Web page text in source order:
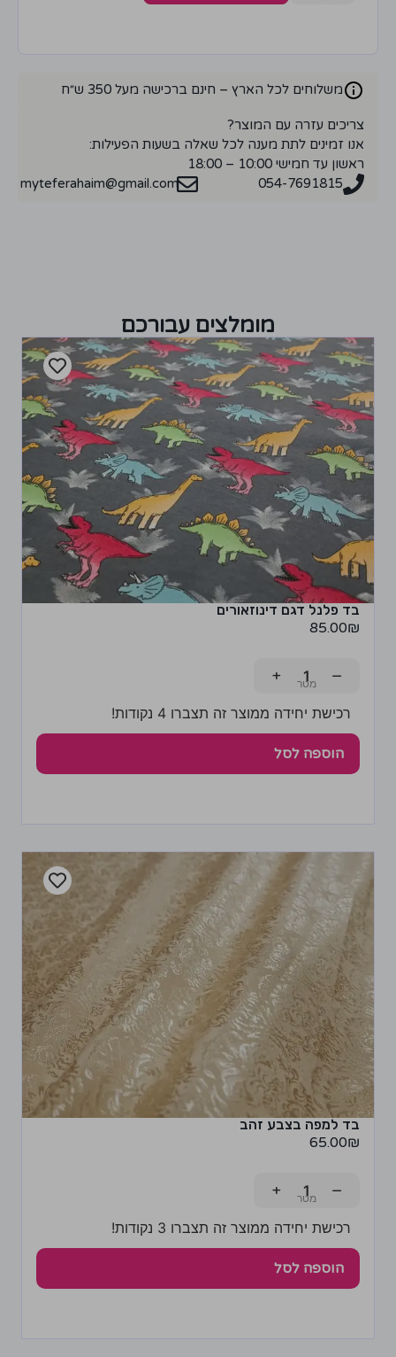
משלוחים לכל הארץ – חינם ברכישה מעל 350 ש״ח
צריכים עזרה עם המוצר?
אנו זמינים לתת מענה לכל שאלה בשעות הפעילות:
ראשון עד חמישי 10:00 – 18:00
054-7691815
myteferahaim@gmail.com
מומלצים עבורכם
בד פלנל דגם דינוזאורים
85.00₪
−
+
רכישת יחידה ממוצר זה תצברו 4 נקודות!
הוספה לסל
בד למפה בצבע זהב
65.00₪
−
+
רכישת יחידה ממוצר זה תצברו 3 נקודות!
הוספה לסל